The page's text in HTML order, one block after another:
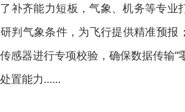
补齐能力短板，气象、机务等专业
判气象条件，为飞行提供精准预报
感器进行专项校验，确保数据传输
置能力……